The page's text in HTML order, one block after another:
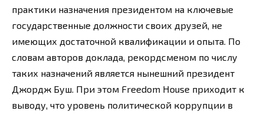
практики назначения президентом на ключевые
государственные должности своих друзей, не
имеющих достаточной квалификации и опыта. По
словам авторов доклада, рекордсменом по числу
таких назначений является нынешний президент
Джордж Буш. При этом Freedom House приходит к
выводу, что уровень политической коррупции в